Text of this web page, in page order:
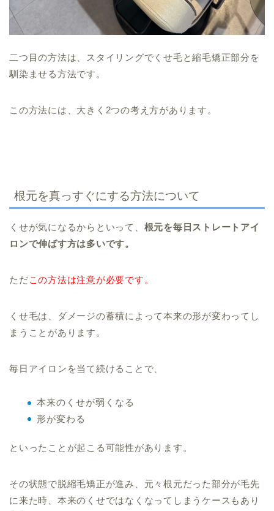
二つ目の方法は、スタイリングでくせ毛と縮毛矯正部分を
馴染ませる方法です。
この方法には、大きく2つの考え方があります。
根元を真っすぐにする方法について
くせが気になるからといって、 根元を毎日ストレートアイ
ロンで伸ばす方は多いです。
ただこの方法は注意が必要です。
くせ毛は、ダメージの蓄積によって本来の形が変わってし
まうことがあります。
毎日アイロンを当て続けることで、
本来のくせが弱くなる
形が変わる
といったことが起こる可能性があります。
その状態で脱縮毛矯正が進み、元々根元だった部分が毛先
に来た時、本来のくせではなくなってしまうケースもあり